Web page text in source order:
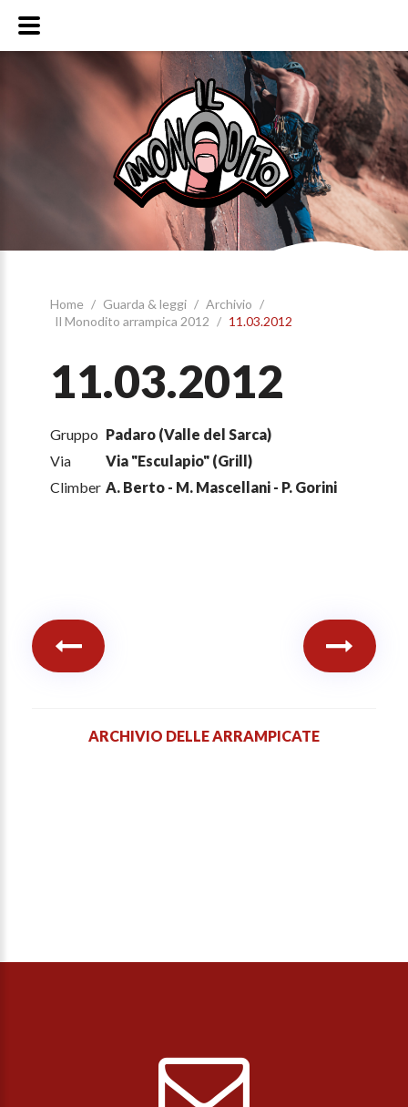
Home / Guarda & leggi / Archivio /
Il Monodito arrampica 2012 / 11.03.2012
11.03.2012
Gruppo Padaro (Valle del Sarca)
Via
Via "Esculapio" (Grill)
Climber A. Berto - M. Mascellani - P. Gorini
ARCHIVIO DELLE ARRAMPICATE